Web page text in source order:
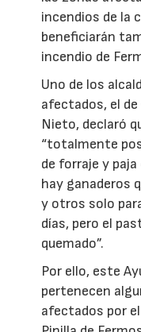
incendios de la
beneficiarán
incendio de
Uno de los
afectados, el de
Nieto, declaró
“totalmente
de forraje y
hay ganaderos
y otros solo
días, pero el
quemado”.
Por ello, este
pertenecen
afectados por